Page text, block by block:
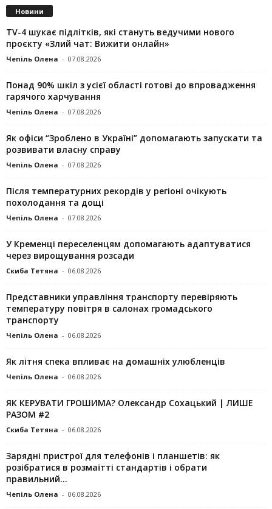
Новини
TV-4 шукає підлітків, які стануть ведучими нового
проєкту «Злий чат: Вижити онлайн»
Чепіль Олена - 07.08.2026
Понад 90% шкіл з усієї області готові до впровадження
гарячого харчування
Чепіль Олена - 07.08.2026
Як офіси “Зроблено в Україні” допомагають запускaти та
розвивати власну справу
Чепіль Олена - 07.08.2026
Після температурних рекордів у регіоні очікують
похолодання та дощі
Чепіль Олена - 07.08.2026
У Кременці переселенцям допомагають адаптуватися
через вирощування розсади
Скиба Тетяна - 06.08.2026
Представники управління транспорту перевіряють
температуру повітря в салонах громадського
транспорту
Чепіль Олена - 06.08.2026
Як літня спека впливає на домашніх улюбленців
Чепіль Олена - 06.08.2026
ЯК КЕРУВАТИ ГРОШИМА? Олександр Сохацький | ЛИШЕ
РАЗОМ #2
Скиба Тетяна - 06.08.2026
Зарядні пристрої для телефонів і планшетів: як
розібратися в розмаїтті стандартів і обрати
правильний...
Чепіль Олена - 06.08.2026